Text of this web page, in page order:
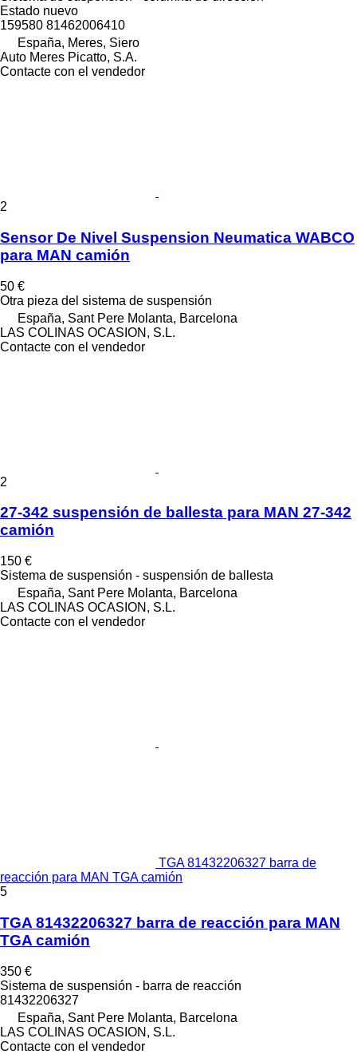
Estado nuevo
159580 81462006410
España, Meres, Siero
Auto Meres Picatto, S.A.
Contacte con el vendedor
2
Sensor De Nivel Suspension Neumatica WABCO
para MAN camión
50 €
Otra pieza del sistema de suspensión
España, Sant Pere Molanta, Barcelona
LAS COLINAS OCASION, S.L.
Contacte con el vendedor
2
27-342 suspensión de ballesta para MAN 27-342
camión
150 €
Sistema de suspensión - suspensión de ballesta
España, Sant Pere Molanta, Barcelona
LAS COLINAS OCASION, S.L.
Contacte con el vendedor
TGA 81432206327 barra de
reacción para MAN TGA camión
5
TGA 81432206327 barra de reacción para MAN
TGA camión
350 €
Sistema de suspensión - barra de reacción
81432206327
España, Sant Pere Molanta, Barcelona
LAS COLINAS OCASION, S.L.
Contacte con el vendedor